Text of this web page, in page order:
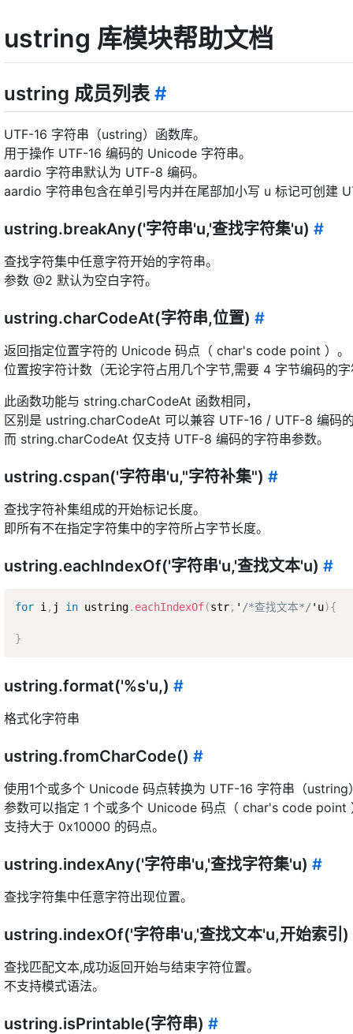
ustring 库模块帮助文档
ustring 成员列表 #
UTF-16 字符串（ustring）函数库。
用于操作 UTF-16 编码的 Unicode 字符串。
aardio 字符串默认为 UTF-8 编码。
aardio 字符串包含在单引号内并在尾部加小写 u 标记可创建
ustring.breakAny('字符串'u,'查找字符集'u) #
查找字符集中任意字符开始的字符串。
参数 @2 默认为空白字符。
ustring.charCodeAt(字符串,位置) #
返回指定位置字符的 Unicode 码点（ char's code point ）。
位置按字符计数（无论字符占用几个字节,需要 4 字节编码的
此函数功能与 string.charCodeAt 函数相同，
区别是 ustring.charCodeAt 可以兼容 UTF-16 / UTF-8 编码
而 string.charCodeAt 仅支持 UTF-8 编码的字符串参数。
ustring.cspan('字符串'u,"字符补集") #
查找字符补集组成的开始标记长度。
即所有不在指定字符集中的字符所占字节长度。
ustring.eachIndexOf('字符串'u,'查找文本'u) #
for i, j in ustring. eachIndexOf(str, ' /*查找文本*/ 'u){
}
ustring.format('%s'u,) #
格式化字符串
ustring.fromCharCode() #
使用1个或多个 Unicode 码点转换为 UTF-16 字符串（ustring
参数可以指定 1 个或多个 Unicode 码点（ char's code point
支持大于 0x10000 的码点。
ustring.indexAny('字符串'u,'查找字符集'u) #
查找字符集中任意字符出现位置。
ustring.indexOf('字符串'u,'查找文本'u,开始索引)
查找匹配文本,成功返回开始与结束字符位置。
不支持模式语法。
ustring.isPrintable(字符串) #